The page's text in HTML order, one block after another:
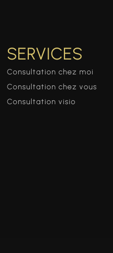
SERVICES
Consultation chez moi
Consultation chez vous
Consultation visio